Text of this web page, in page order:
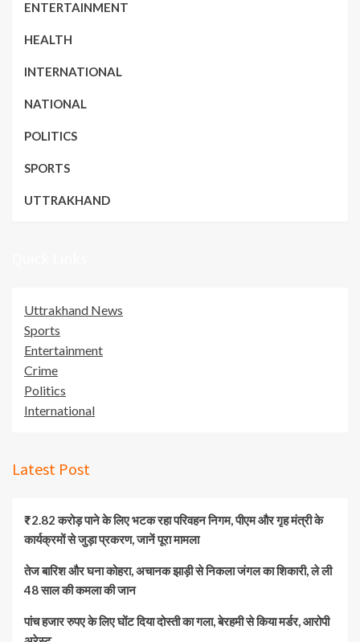
ENTERTAINMENT
HEALTH
INTERNATIONAL
NATIONAL
POLITICS
SPORTS
UTTRAKHAND
Uttrakhand News
Sports
Entertainment
Crime
Politics
International
Latest Post
₹2.82 करोड़ पाने के लिए भटक रहा परिवहन निगम, पीएम और गृह मंत्री के
कार्यक्रमों से जुड़ा प्रकरण, जानें पूरा मामला
तेज बारिश और घना कोहरा, अचानक झाड़ी से निकला जंगल का शिकारी, ले ली
48 साल की कमला की जान
पांच हजार रुपए के लिए घोंट दिया दोस्ती का गला, बेरहमी से किया मर्डर, आरोपी